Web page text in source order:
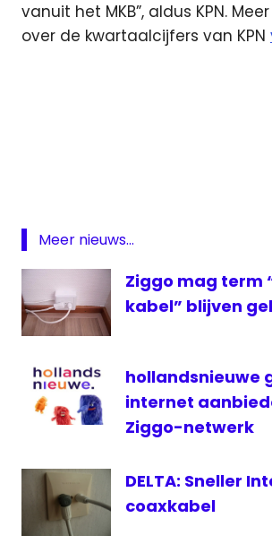
vanuit het MKB”, aldus KPN.
over de kwartaalcijfers van KPN
Meer nieuws...
Ziggo mag term
kabel” blijven
hollandsnieuwe
internet
Ziggo-netwerk
DELTA: Sneller
coaxkabel